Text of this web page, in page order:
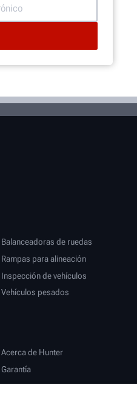
Balanceadoras de ruedas
Rampas para alineación
Inspección de vehículos
Vehículos pesados
Acerca de Hunter
Garantía